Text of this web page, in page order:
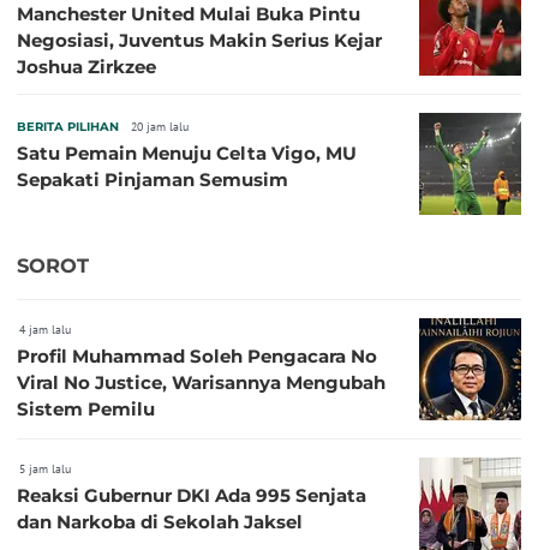
Manchester United Mulai Buka Pintu
Negosiasi, Juventus Makin Serius Kejar
Joshua Zirkzee
BERITA PILIHAN 20 jam lalu
Satu Pemain Menuju Celta Vigo, MU
Sepakati Pinjaman Semusim
SOROT
4 jam lalu
Profil Muhammad Soleh Pengacara No
Viral No Justice, Warisannya Mengubah
Sistem Pemilu
5 jam lalu
Reaksi Gubernur DKI Ada 995 Senjata
dan Narkoba di Sekolah Jaksel